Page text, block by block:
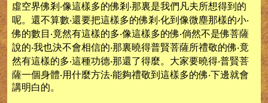
虛空界佛剎‧像這樣多的佛剎‧那裏是我們凡夫所想得到的
呢。還不算數‧還要把這樣多的佛剎‧化到像微塵那樣的小‧
佛的數目‧竟然有這樣的多‧像這樣多的佛‧倘然不是佛菩薩
說的‧我也決不會相信的‧那裏曉得普賢菩薩所禮敬的佛‧竟
然有這樣的多‧這種功德‧那還了得麼。大家要曉得‧普賢菩
薩一個身體‧用什麼方法‧能夠禮敬到這樣多的佛‧下邊就會
講明白的。